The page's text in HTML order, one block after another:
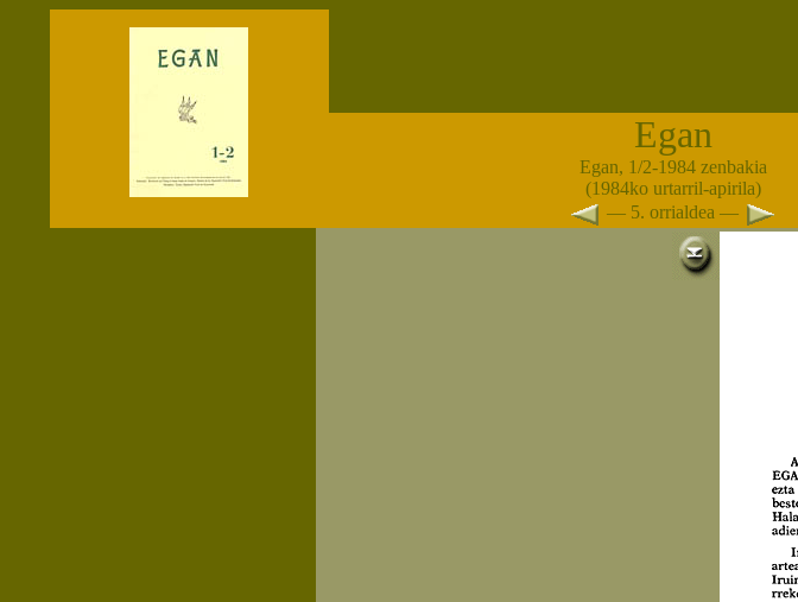
Egan
Egan, 1/2-1984 zenbakia
(1984ko urtarril-apirila)
— 5. orrialdea —